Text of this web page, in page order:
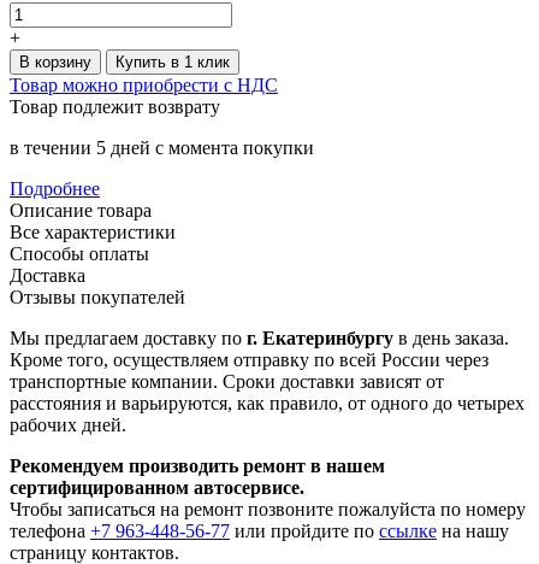
+
В корзину Купить в 1 клик
Товар можно приобрести с НДС
Товар подлежит возврату
в течении 5 дней с момента покупки
Подробнее
Описание товара
Все характеристики
Способы оплаты
Доставка
Отзывы покупателей
Мы предлагаем доставку по г. Екатеринбургу в день заказа.
Кроме того, осуществляем отправку по всей России через
транспортные компании. Сроки доставки зависят от
расстояния и варьируются, как правило, от одного до четырех
рабочих дней.
Рекомендуем производить ремонт в нашем
сертифицированном автосервисе.
Чтобы записаться на ремонт позвоните пожалуйста по номеру
телефона +7 963-448-56-77 или пройдите по ссылке на нашу
страницу контактов.